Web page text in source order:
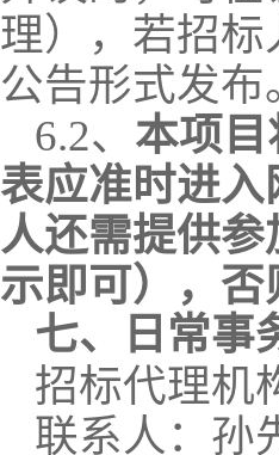
理），若招
公告形式发布
6.2、 本项目
表应准时进
人还需提供
示即可），
七、
日常事
招标代理机
联系人：孙